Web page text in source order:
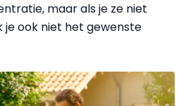
maar als je ze niet
ook niet het gewenste